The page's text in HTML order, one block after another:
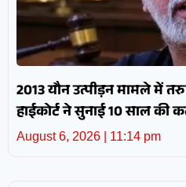
2013 यौन उत्पीड़न मामले में
हाईकोर्ट ने सुनाई 10 साल की
August 6, 2026 11:14 pm